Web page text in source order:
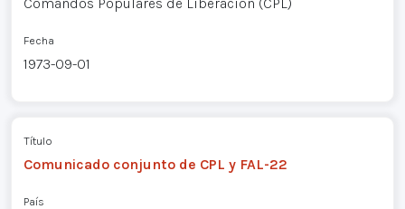
Fecha
1973-09-01
Título
Comunicado conjunto de CPL y FAL-22
País